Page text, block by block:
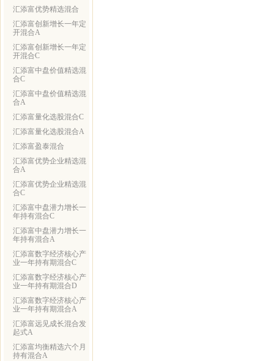
汇添富优势精选混合
汇添富创新增长一年定
开混合A
汇添富创新增长一年定
开混合C
汇添富中盘价值精选混
合C
汇添富中盘价值精选混
合A
汇添富量化选股混合C
汇添富量化选股混合A
汇添富盈泰混合
汇添富优势企业精选混
合A
汇添富优势企业精选混
合C
汇添富中盘潜力增长一
年持有混合C
汇添富中盘潜力增长一
年持有混合A
汇添富数字经济核心产
业一年持有期混合C
汇添富数字经济核心产
业一年持有期混合D
汇添富数字经济核心产
业一年持有期混合A
汇添富远见成长混合发
起式A
汇添富均衡精选六个月
持有混合A